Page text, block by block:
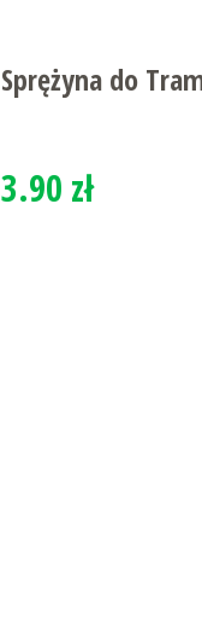
Sprężyna do
3.90 zł